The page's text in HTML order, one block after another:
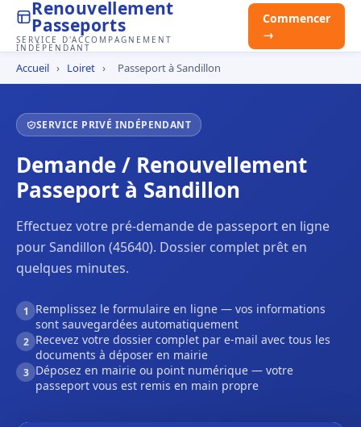
Renouvellement
Passeports
SERVICE D'ACCOMPAGNEMENT
INDÉPENDANT
Commencer
→
Accueil › Loiret › Passeport à Sandillon
SERVICE PRIVÉ INDÉPENDANT
Demande / Renouvellement
Passeport à Sandillon
Effectuez votre pré-demande de passeport en ligne
pour Sandillon (45640). Dossier complet prêt en
quelques minutes.
1
Remplissez le formulaire en ligne — vos informations
sont sauvegardées automatiquement
2 Recevez votre dossier complet par e-mail avec tous les
documents à déposer en mairie
3 Déposez en mairie ou point numérique — votre
passeport vous est remis en main propre